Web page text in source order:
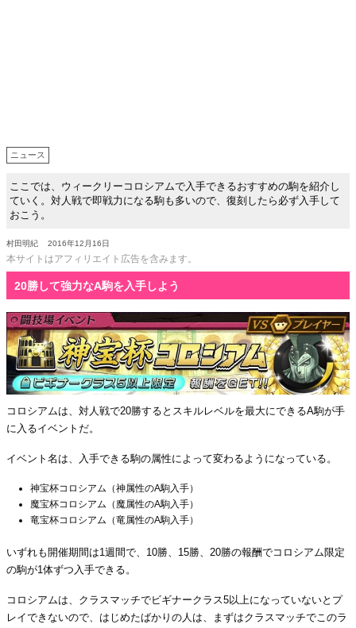
ニュース
ここでは、ウィークリーコロシアムで入手できるおすすめの駒を紹介し
ていく。対人戦で即戦力になる駒も多いので、復刻したら必ず入手して
おこう。
村田明紀 2016年12月16日
本サイトはアフィリエイト広告を含みます。
20勝して強力なA駒を入手しよう
コロシアムは、対人戦で20勝するとスキルレベルを最大にできるA駒が手
に入るイベントだ。
イベント名は、入手できる駒の属性によって変わるようになっている。
神宝杯コロシアム（神属性のA駒入手）
魔宝杯コロシアム（魔属性のA駒入手）
竜宝杯コロシアム（竜属性のA駒入手）
いずれも開催期間は1週間で、10勝、15勝、20勝の報酬でコロシアム限定
の駒が1体ずつ入手できる。
コロシアムは、クラスマッチでビギナークラス5以上になっていないとプ
レイできないので、はじめたばかりの人は、まずはクラスマッチでこのラ